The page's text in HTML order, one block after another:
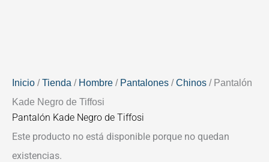
Inicio /Tienda / Hombre / Pantalones /Chinos / Pantalón
Kade Negro de Tiffosi
Pantalón Kade Negro de Tiffosi
Este producto no está disponible porque no quedan
existencias.